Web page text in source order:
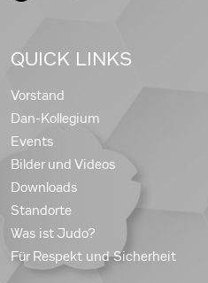
QUICK LINKS
Vorstand
Dan-Kollegium
Events
Bilder und Videos
Downloads
Standorte
Was ist Judo?
Für Respekt und Sicherheit